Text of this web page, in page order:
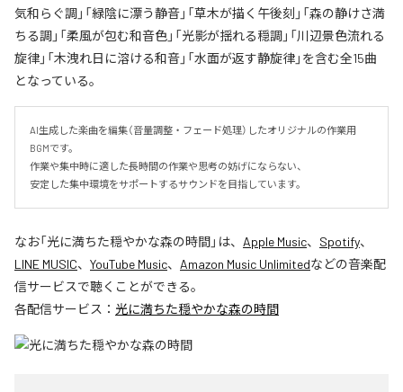
気和らぐ調」「緑陰に漂う静音」「草木が描く午後刻」「森の静けさ満
ちる調」「柔風が包む和音色」「光影が揺れる穏調」「川辺景色流れる
旋律」「木洩れ日に溶ける和音」「水面が返す静旋律」を含む全15曲
となっている。
AI生成した楽曲を編集（音量調整・フェード処理）したオリジナルの作業用
BGMです。
作業や集中時に適した長時間の作業や思考の妨げにならない、
安定した集中環境をサポートするサウンドを目指しています。
なお「光に満ちた穏やかな森の時間」は、 Apple Music、 Spotify、
LINE MUSIC、 YouTube Music、 Amazon Music Unlimitedなどの音楽配
信サービスで聴くことができる。
各配信サービス： 光に満ちた穏やかな森の時間